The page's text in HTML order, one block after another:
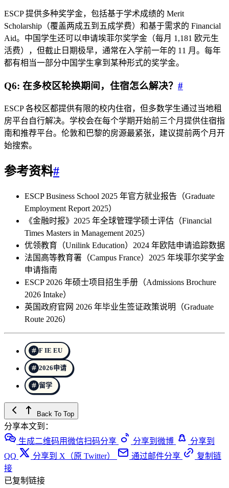
ESCP 提供多种奖学金，包括基于学术成绩的 Merit
Scholarship（覆盖两成五到五成学费）和基于需求的 Financial
Aid。中国学生还可以申请埃菲尔奖学金（每月 1,181 欧元生
活费），但截止日期极早，通常在入学前一年的 11 月。每年
都有相当一部分中国学生拿到某种形式的奖学金。
Q6: 在多校区轮换期间，住宿怎么解决？ #
ESCP 各校区都提供有限的校内住宿，但多数学生通过当地租
房平台自行解决。学校会在每个学期开始前三个月提供住宿指
南和推荐平台。伦敦和巴黎的房源最紧张，建议提前两个月开
始搜索。
参考资料#
ESCP Business School 2025 年官方就业报告（Graduate
Employment Report 2025）
《金融时报》2025 年全球管理学硕士评估（Financial
Times Masters in Management 2025）
优领教育（Unilink Education）2024 年欧陆申请追踪数据
法国高等教育署（Campus France）2025 年埃菲尔奖学金
申请指南
ESCP 2026 年硕士项目招生手册（Admissions Brochure
2026 Intake）
英国政府官网 2026 年毕业生签证政策说明（Graduate
Route 2026）
F IE EU
2026申请
留学
Back To Top
分享本文到：
生成二维码用微信扫码分享
分享到微博
分享到
QQ
分享到 X（原 Twitter） 通过邮件分享
复制链
接
已复制链接